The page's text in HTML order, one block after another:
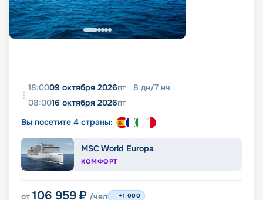
18:0009 октября 2026пт 8 дн/7 нч
08:0016 октября 2026пт
Вы посетите 4 страны:
MSC World Europa
КОМФОРТ
от 106 959 ₽ /чел +1 000